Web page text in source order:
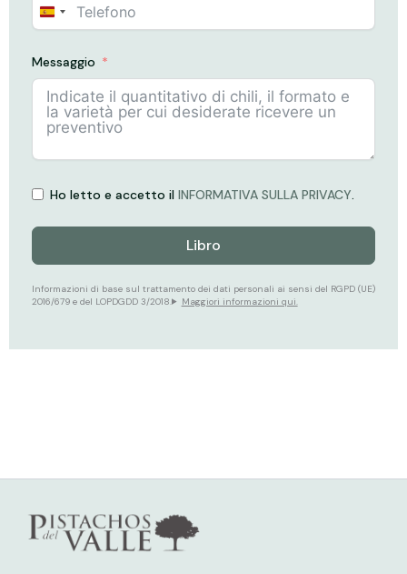
S
a
i
n
4
Messaggio
Ho letto e accetto il INFORMATIVA SULLA PRIVACY.
Libro
Informazioni di base sul trattamento dei dati personali ai sensi del RGPD (UE)
2016/679 e del LOPDGDD 3/2018.
Maggiori informazioni qui.